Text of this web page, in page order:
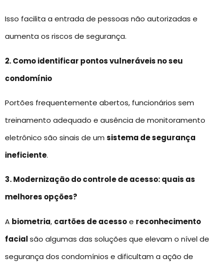
Isso facilita a entrada de pessoas não autorizadas e
aumenta os riscos de segurança.
2. Como identificar pontos vulneráveis no seu
condomínio
Portões frequentemente abertos, funcionários sem
treinamento adequado e ausência de monitoramento
eletrônico são sinais de um sistema de segurança
ineficiente.
3. Modernização do controle de acesso: quais as
melhores opções?
A biometria, cartões de acessoe reconhecimento
facialsão algumas das soluções que elevam o nível de
segurança dos condomínios e dificultam a ação de